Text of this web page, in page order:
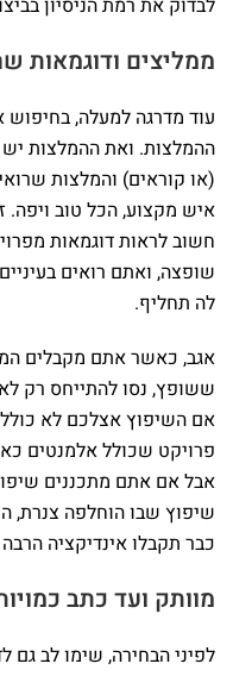
לבדוק את רמת הניסיון
ממליצים ודוגמאות
עוד מדרגה למעלה,
ההמלצות. ואת ההמלצות
(או קוראים) והמלצות
איש מקצוע, הכל טוב ויפה.
חשוב לראות דוגמאות
שופצה, ואתם רואים
לה תחליף.
אגב, כאשר אתם מקבלים
ששופץ, נסו להתייחס רק
אם השיפוץ אצלכם לא
פרויקט שכולל אלמנטים
אבל אם אתם מתכננים
שיפוץ שבו הוחלפה צנרת,
כבר תקבלו אינדיקציה
מוותק ועד כתב
לפיני הבחירה, שימו לב גם